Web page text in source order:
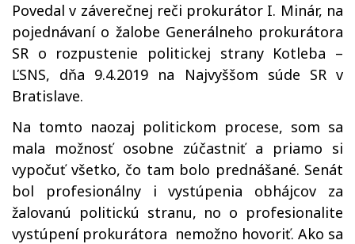
Povedal v záverečnej reči prokurátor I. Minár, na
pojednávaní o žalobe Generálneho prokurátora
SR o rozpustenie politickej strany Kotleba –
ĽSNS, dňa 9.4.2019 na Najvyššom súde SR v
Bratislave.
Na tomto naozaj politickom procese, som sa
mala možnosť osobne zúčastniť a priamo si
vypočuť všetko, čo tam bolo prednášané. Senát
bol profesionálny i vystúpenia obhájcov za
žalovanú politickú stranu, no o profesionalite
vystúpení prokurátora nemožno hovoriť. Ako sa